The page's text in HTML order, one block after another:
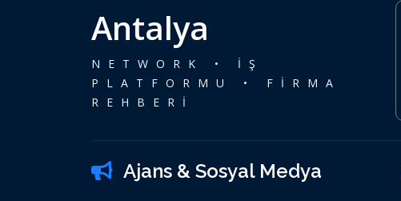
Antalya
NETWORK • İŞ
PLATFORMU • FİRMA
REHBERİ
Ajans & Sosyal Medya